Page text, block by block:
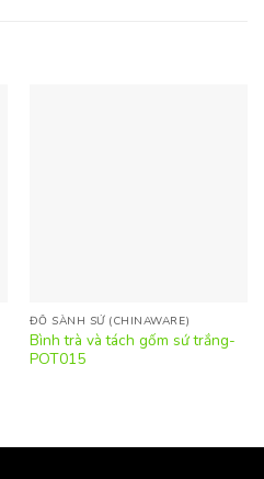
ĐỒ SÀNH SỨ (CHINAWARE)
Bình trà và tách gốm sứ trắng-
POT015